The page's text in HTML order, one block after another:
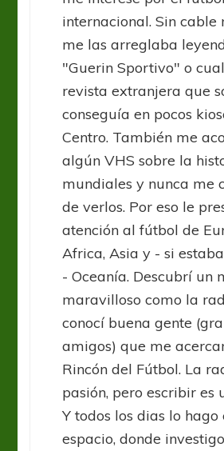
internacional. Sin cable
me las arreglaba
"Guerin Sportivo" o
revista extranjera que
conseguía en pocos
Centro. También me
algún VHS sobre la
mundiales y nunca me
de verlos. Por eso le
atención al fútbol de
Africa, Asia y - si
- Oceanía. Descubrí un
maravilloso como la
conocí buena gente
amigos) que me
Rincón del Fútbol. La
pasión, pero escribir es
Y todos los dias lo hago
espacio, donde